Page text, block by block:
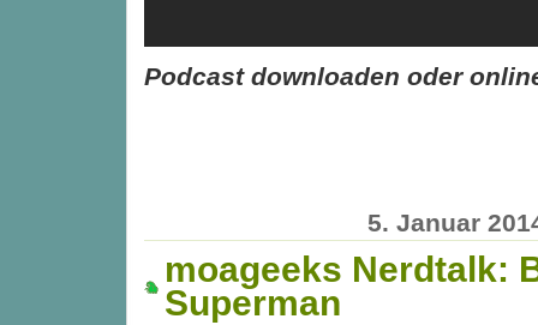
Podcast downloaden oder
5. Januar
moageeks Nerdtalk:
Superman